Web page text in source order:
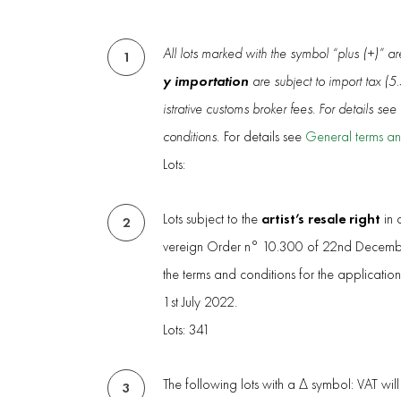
1 All lots marked with the symbol “plus (+)”
y importation are subject to import tax
istrative customs broker fees. For details
conditions. For details see General terms
Lots:
2 Lots subject to the artist’s resale right in
vereign Order n° 10.300 of 22nd
the terms and conditions for the
1st July 2022.
Lots: 341
3
The following lots with a Δ symbol: VAT